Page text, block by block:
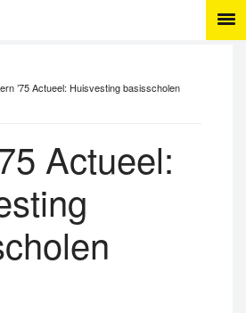
’75 Actueel: Huisvesting basisscholen
Actueel: